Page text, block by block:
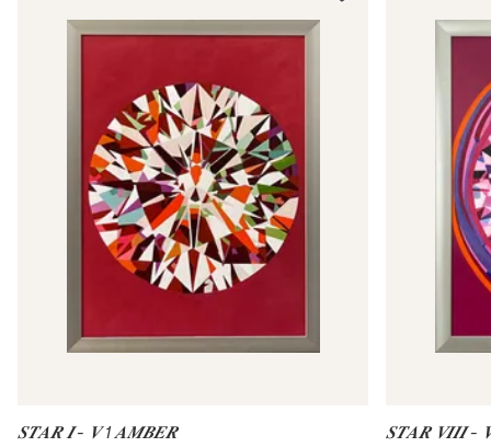
𝑺𝑻𝑨𝑹 𝑰 - 𝑽 1 𝑨𝑴𝑩𝑬𝑹 𝑺𝑻𝑨𝑹 𝑽𝑰𝑰𝑰 -